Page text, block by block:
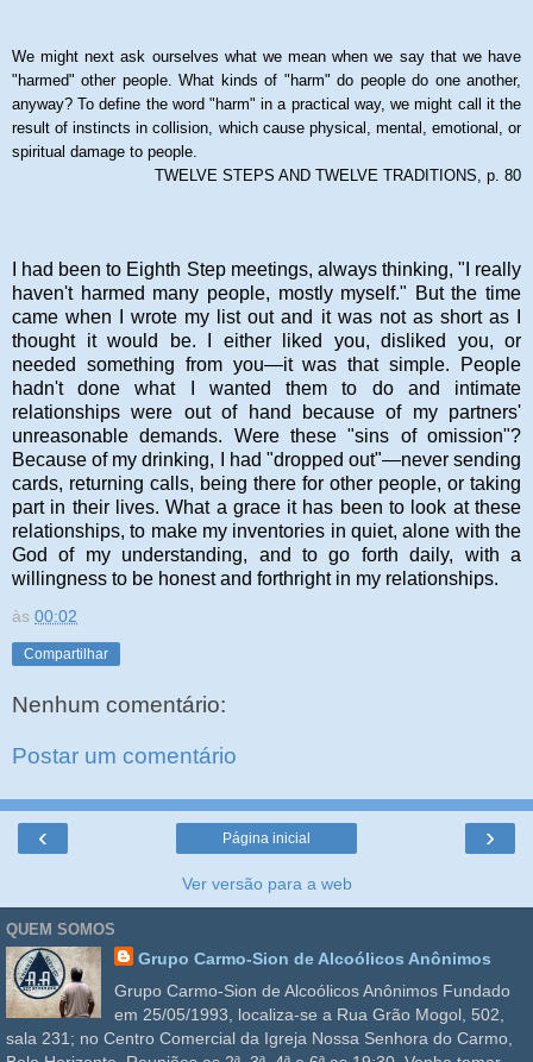
We might next ask ourselves what we mean when we say that we have
"harmed" other people. What kinds of "harm" do people do one another,
anyway? To define the word "harm" in a practical way, we might call it the
result of instincts in collision, which cause physical, mental, emotional, or
spiritual damage to people.
TWELVE STEPS AND TWELVE TRADITIONS, p. 80
I had been to Eighth Step meetings, always thinking, "I really
haven't harmed many people, mostly myself." But the time
came when I wrote my list out and it was not as short as I
thought it would be. I either liked you, disliked you, or
needed something from you—it was that simple. People
hadn't done what I wanted them to do and intimate
relationships were out of hand because of my partners'
unreasonable demands. Were these "sins of omission"?
Because of my drinking, I had "dropped out"—never sending
cards, returning calls, being there for other people, or taking
part in their lives. What a grace it has been to look at these
relationships, to make my inventories in quiet, alone with the
God of my understanding, and to go forth daily, with a
willingness to be honest and forthright in my relationships.
às 00:02
Compartilhar
Nenhum comentário:
Postar um comentário
‹ ›
Página inicial
Ver versão para a web
QUEM SOMOS
Grupo Carmo-Sion de Alcoólicos Anônimos
Grupo Carmo-Sion de Alcoólicos Anônimos Fundado
em 25/05/1993, localiza-se a Rua Grão Mogol, 502,
sala 231; no Centro Comercial da Igreja Nossa Senhora do Carmo,